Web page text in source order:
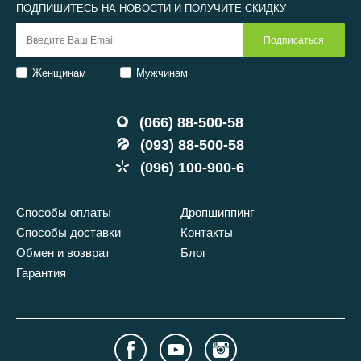
(066) 88-500-58
(093) 88-500-58
(096) 100-900-6
Способы оплаты
Способы доставки
Обмен и возврат
Гарантия
Дропшиппинг
Контакты
Блог
ПОДПИШИТЕСЬ НА НОВОСТИ И ПОЛУЧИТЕ СКИДКУ
Женщинам Мужчинам